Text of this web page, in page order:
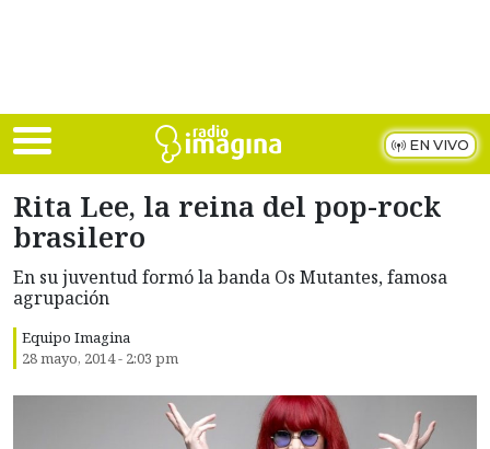
EN VIVO
Rita Lee, la reina del pop-rock
brasilero
En su juventud formó la banda Os Mutantes, famosa
agrupación
Equipo Imagina
28 mayo, 2014 - 2:03 pm